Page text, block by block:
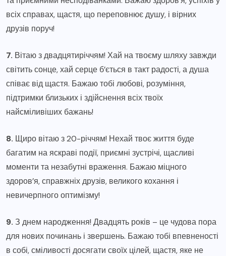
всіх справах, щастя, що переповнює душу, і вірних
друзів поруч!
7. Вітаю з двадцятиріччям! Хай на твоєму шляху завжди
світить сонце, хай серце б’ється в такт радості, а душа
співає від щастя. Бажаю тобі любові, розуміння,
підтримки близьких і здійснення всіх твоїх
найсміливіших бажань!
8. Щиро вітаю з 20-річчям! Нехай твоє життя буде
багатим на яскраві події, приємні зустрічі, щасливі
моменти та незабутні враження. Бажаю міцного
здоров’я, справжніх друзів, великого кохання і
невичерпного оптимізму!
9. З днем народження! Двадцять років – це чудова пора
для нових починань і звершень. Бажаю тобі впевненості
в собі, сміливості досягати своїх цілей, щастя, яке не